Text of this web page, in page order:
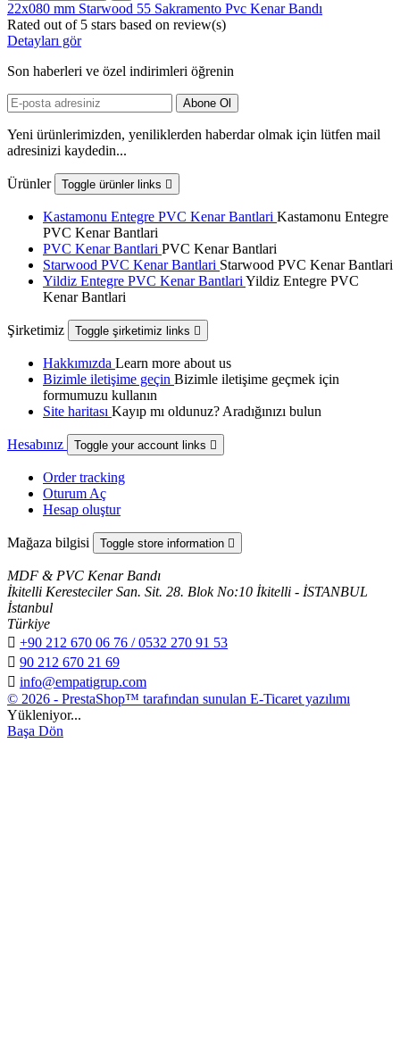
22x080 mm Starwood 55 Sakramento Pvc Kenar Bandı
Rated out of 5 stars based on review(s)
Detayları gör
Son haberleri ve özel indirimleri öğrenin
Yeni ürünlerimizden, yeniliklerden haberdar olmak için lütfen mail
adresinizi kaydedin...
Ürünler Toggle ürünler links 
Kastamonu Entegre PVC Kenar Bantlari Kastamonu Entegre
PVC Kenar Bantlari
PVC Kenar Bantlari PVC Kenar Bantlari
Starwood PVC Kenar Bantlari Starwood PVC Kenar Bantlari
Yildiz Entegre PVC Kenar Bantlari Yildiz Entegre PVC
Kenar Bantlari
Şirketimiz Toggle şirketimiz links 
Hakkımızda Learn more about us
Bizimle iletişime geçin Bizimle iletişime geçmek için
formumuzu kullanın
Site haritası Kayıp mı oldunuz? Aradığınızı bulun
Hesabınız Toggle your account links 
Order tracking
Oturum Aç
Hesap oluştur
Mağaza bilgisi Toggle store information 
MDF & PVC Kenar Bandı
İkitelli Keresteciler San. Sit. 28. Blok No:10 İkitelli - İSTANBUL
İstanbul
Türkiye
 +90 212 670 06 76 / 0532 270 91 53
 90 212 670 21 69
 info@empatigrup.com
© 2026 - PrestaShop™ tarafından sunulan E-Ticaret yazılımı
Yükleniyor...
Başa Dön